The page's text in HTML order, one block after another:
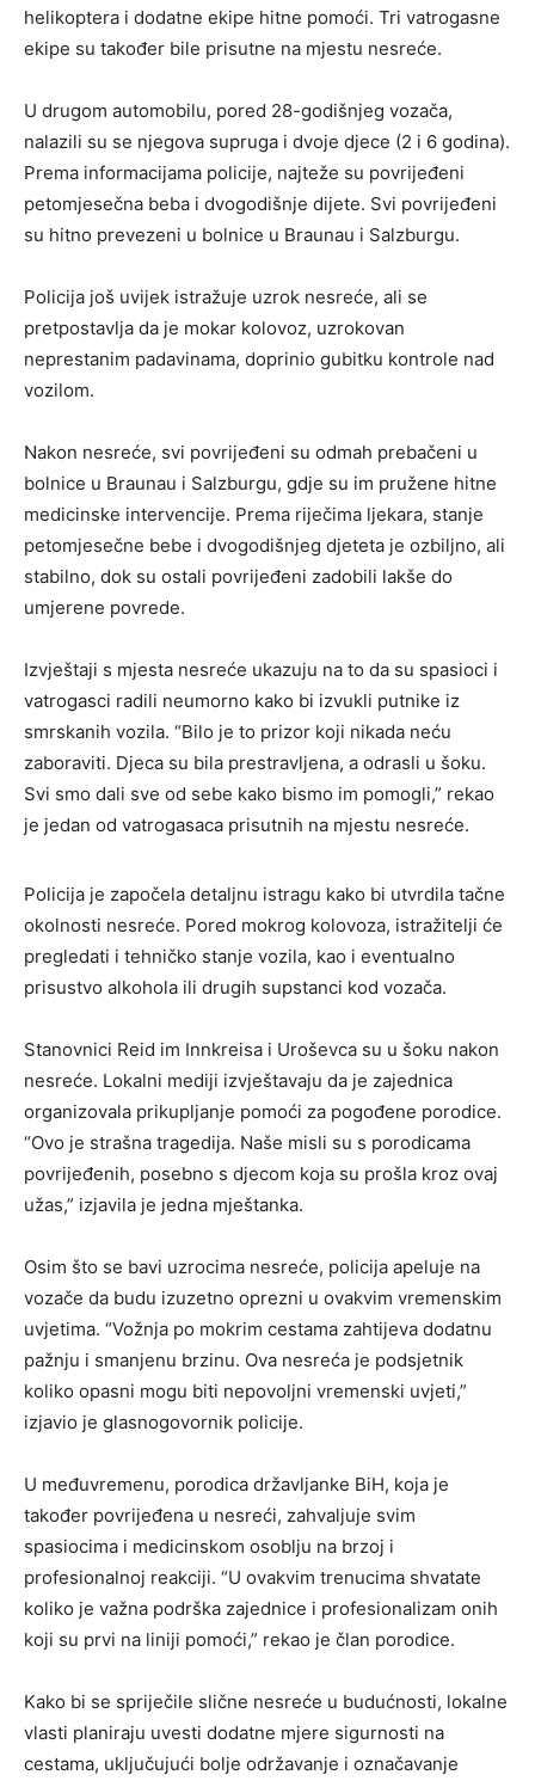
helikoptera i dodatne ekipe hitne pomoći. Tri vatrogasne
ekipe su također bile prisutne na mjestu nesreće.
U drugom automobilu, pored 28-godišnjeg vozača,
nalazili su se njegova supruga i dvoje djece (2 i 6 godina).
Prema informacijama policije, najteže su povrijeđeni
petomjesečna beba i dvogodišnje dijete. Svi povrijeđeni
su hitno prevezeni u bolnice u Braunau i Salzburgu.
Policija još uvijek istražuje uzrok nesreće, ali se
pretpostavlja da je mokar kolovoz, uzrokovan
neprestanim padavinama, doprinio gubitku kontrole nad
vozilom.
Nakon nesreće, svi povrijeđeni su odmah prebačeni u
bolnice u Braunau i Salzburgu, gdje su im pružene hitne
medicinske intervencije. Prema riječima ljekara, stanje
petomjesečne bebe i dvogodišnjeg djeteta je ozbiljno, ali
stabilno, dok su ostali povrijeđeni zadobili lakše do
umjerene povrede.
Izvještaji s mjesta nesreće ukazuju na to da su spasioci i
vatrogasci radili neumorno kako bi izvukli putnike iz
smrskanih vozila. “Bilo je to prizor koji nikada neću
zaboraviti. Djeca su bila prestravljena, a odrasli u šoku.
Svi smo dali sve od sebe kako bismo im pomogli,” rekao
je jedan od vatrogasaca prisutnih na mjestu nesreće.
Policija je započela detaljnu istragu kako bi utvrdila tačne
okolnosti nesreće. Pored mokrog kolovoza, istražitelji će
pregledati i tehničko stanje vozila, kao i eventualno
prisustvo alkohola ili drugih supstanci kod vozača.
Stanovnici Reid im Innkreisa i Uroševca su u šoku nakon
nesreće. Lokalni mediji izvještavaju da je zajednica
organizovala prikupljanje pomoći za pogođene porodice.
“Ovo je strašna tragedija. Naše misli su s porodicama
povrijeđenih, posebno s djecom koja su prošla kroz ovaj
užas,” izjavila je jedna mještanka.
Osim što se bavi uzrocima nesreće, policija apeluje na
vozače da budu izuzetno oprezni u ovakvim vremenskim
uvjetima. “Vožnja po mokrim cestama zahtijeva dodatnu
pažnju i smanjenu brzinu. Ova nesreća je podsjetnik
koliko opasni mogu biti nepovoljni vremenski uvjeti,”
izjavio je glasnogovornik policije.
U međuvremenu, porodica državljanke BiH, koja je
također povrijeđena u nesreći, zahvaljuje svim
spasiocima i medicinskom osoblju na brzoj i
profesionalnoj reakciji. “U ovakvim trenucima shvatate
koliko je važna podrška zajednice i profesionalizam onih
koji su prvi na liniji pomoći,” rekao je član porodice.
Kako bi se spriječile slične nesreće u budućnosti, lokalne
vlasti planiraju uvesti dodatne mjere sigurnosti na
cestama, uključujući bolje održavanje i označavanje